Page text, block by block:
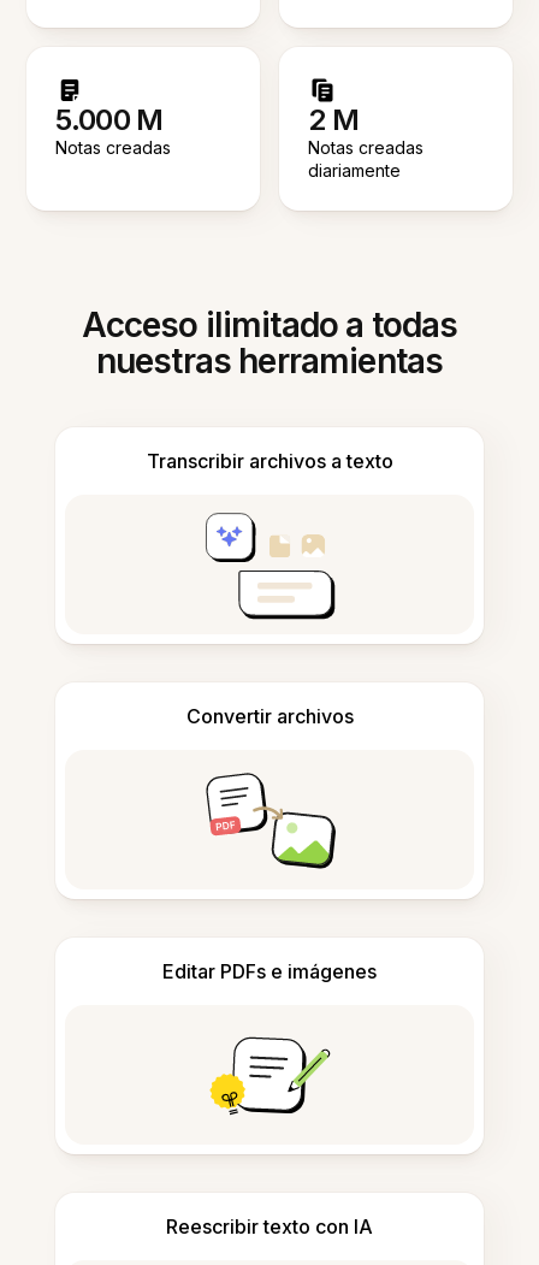
5.000 M
Notas creadas
2 M
Notas creadas
diariamente
Acceso ilimitado a todas
nuestras herramientas
Transcribir archivos a texto
Convertir archivos
Editar PDFs e imágenes
Reescribir texto con IA